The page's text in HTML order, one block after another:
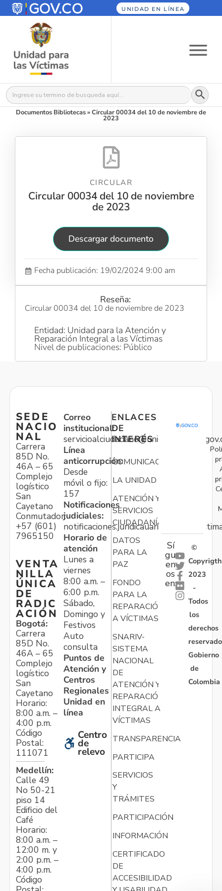
UNIDAD EN LÍNEA
Buscar: Botón
Documentos Bibliotecas»Circular 00034 del 10 de noviembre de
2023
CIRCULAR
Circular 00034 del 10 de noviembre
de 2023
Descargar documento
Fecha publicación: 19/02/2024 9:00 am
Reseña:
Circular 00034 del 10 de noviembre de 2023
Entidad: Unidad para la Atención y
Reparación Integral a las Víctimas
Nivel de publicaciones: Público
SEDE
NACIO
NAL
Carrera
85D No.
46A – 65
Complejo
logístico
San
Cayetano
Conmutador:
+57 (601)
7965150
VENTA
NILLA
ÚNICA
DE
RADIC
ACIÓN
Bogotá:
Carrera
85D No.
46A – 65
Complejo
logístico
San
Cayetano
Horario:
8:00 a.m. –
4:00 p.m.
Código
Postal:
111071
Medellín:
Calle 49
No 50-21
piso 14
Edificio del
Café
Horario:
8:00 a.m. –
12:00 m. y
2:00 p.m. –
4:00 p.m.
Código
Correo
institucional:
Línea
anticorrupción:
Desde
móvil o fijo:
157
Notificaciones
judiciales:
Horario de
atención
Lunes a
viernes
8:00 a.m. –
6:00 p.m.
Sábado,
Domingo y
Festivos
Auto
consulta
Puntos de
Atención y
Centros
Regionales
Unidad en
línea
Centro
de
relevo
ENLACES
DE
INTERÉS
COMUNICACIONES
LA UNIDAD
ATENCIÓN Y
SERVICIOS
CIUDADANÍA
DATOS
PARA LA
PAZ
FONDO
PARA LA
REPARACIÓN
A VÍCTIMAS
SNARIV-
SISTEMA
NACIONAL
DE
ATENCIÓN Y
REPARACIÓN
INTEGRAL A
VÍCTIMAS
TRANSPARENCIA
PARTICIPA
SERVICIOS
Y
TRÁMITES
PARTICIPACIÓN
INFORMACIÓN
CERTIFICADO
DE
ACCESIBILIDAD
Sí
gu
en
os
en:
©
Copyrigth
2023
-
Todos
los
derechos
Gobierno
de
Colombia